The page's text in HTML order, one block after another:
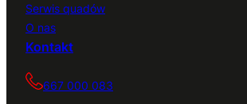
Serwis quadów
O nas
Kontakt
667 000 083